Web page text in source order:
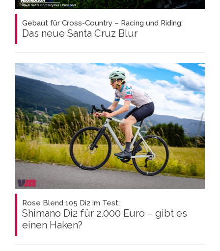
Gebaut für Cross-Country – Racing und Riding:
Das neue Santa Cruz Blur
Rose Blend 105 Di2 im Test:
Shimano Di2 für 2.000 Euro – gibt es
einen Haken?